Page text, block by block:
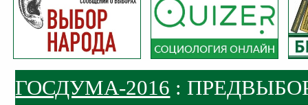
ГОСДУМА-2016 :